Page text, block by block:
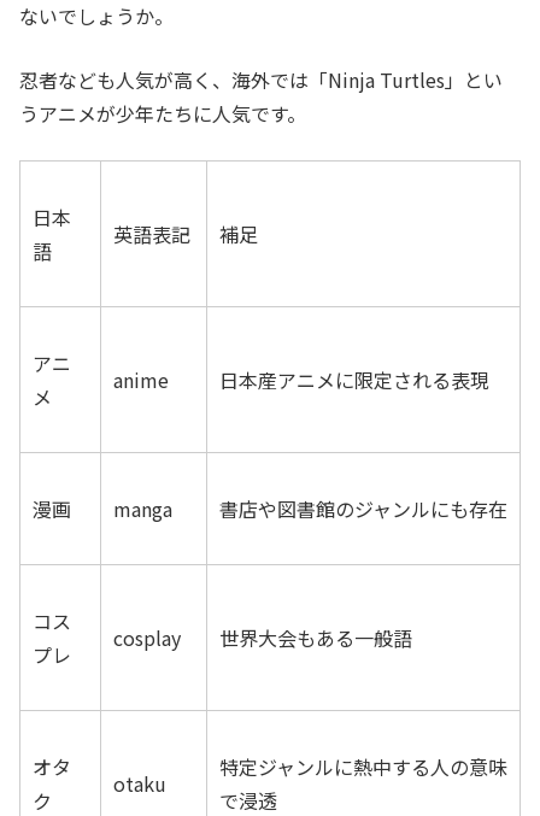
ないでしょうか。
忍者なども人気が高く、海外では「Ninja Turtles」とい
うアニメが少年たちに人気です。
日本
語
英語表記 補足
アニ
メ
anime 日本産アニメに限定される表現
漫画 manga 書店や図書館のジャンルにも存在
コス
プレ
cosplay 世界大会もある一般語
オタ
ク
otaku
特定ジャンルに熱中する人の意味
で浸透